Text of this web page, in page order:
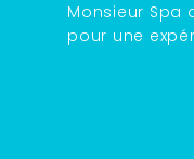
Monsieur Spa
pour une